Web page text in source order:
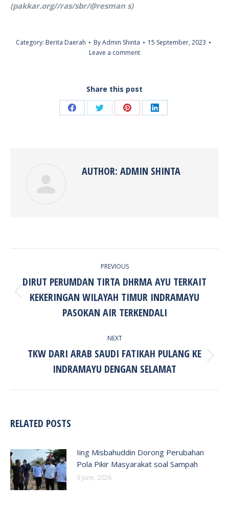
(pakkar.org//ras/sbr/@resman s)
Category: Berita Daerah ByAdmin Shinta
15 September, 2023
Leave a comment
Share this post
Share Share Share Share
AUTHOR: ADMIN SHINTA
PREVIOUS
Previous
post:
DIRUT PERUMDAN TIRTA DHRMA AYU TERKAIT
KEKERINGAN WILAYAH TIMUR INDRAMAYU
PASOKAN AIR TERKENDALI
NEXT
Next
post:
TKW DARI ARAB SAUDI FATIKAH PULANG KE
INDRAMAYU DENGAN SELAMAT
RELATED POSTS
Iing Misbahuddin Dorong Perubahan
Pola Pikir Masyarakat soal Sampah
9 June, 2026